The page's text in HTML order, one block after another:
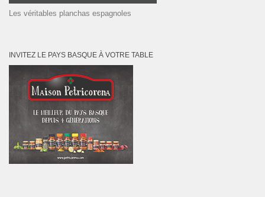
Les véritables planchas espagnoles
INVITEZ LE PAYS BASQUE À VOTRE TABLE